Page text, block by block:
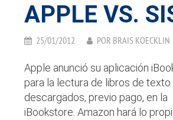
APPLE VS.
25/01/2012 POR BRAIS KOECKLIN
Apple anunció su aplicación
para la lectura de libros de texto
descargados, previo pago, en la
iBookstore. Amazon hará lo